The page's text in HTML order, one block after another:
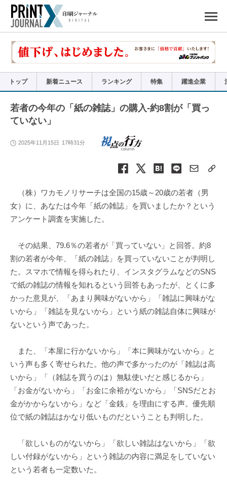
で
リ
トップ 新着ニュース ランキング 特集 躍進企業
若者の今年の「紙の雑誌」の購入-約8割が「買っ
ていない」
2025年11月15日 17時31分
（株）ワカモノリサーチは全国の15歳～20歳の若者（男
女）に、あなたは今年「紙の雑誌」を買いましたか？という
アンケート調査を実施した。
その結果、79.6％の若者が「買っていない」と回答。約8
割の若者が今年、「紙の雑誌」を買っていないことが判明し
た。スマホで情報を得られたり、インスタグラムなどのSNS
で紙の雑誌の情報を知れるという回答もあったが、とくに多
かった意見が、「あまり興味がないから」「雑誌に興味がな
いから」「雑誌を見ないから」という紙の雑誌自体に興味が
ないという声であった。
また、「本屋に行かないから」「本に興味がないから」と
いう声も多く寄せられた。他の声で多かったのが「雑誌は高
いから」「（雑誌を買うのは）無駄使いだと感じるから」
「お金がないから」「お金に余裕がないから」「SNSだとお
金がかからないから」など「金銭」を理由にする声。優先順
位で紙の雑誌はかなり低いものだということも判明した。
「欲しいものがないから」「欲しい雑誌はないから」「欲
しい付録がないから」という雑誌の内容に満足をしていない
という若者も一定数いた。